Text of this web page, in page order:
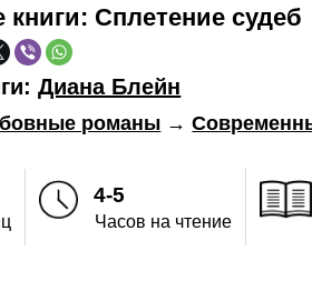
книги: Сплетение судеб
Диана Блейн
романы →
4-5
Часов на чтение